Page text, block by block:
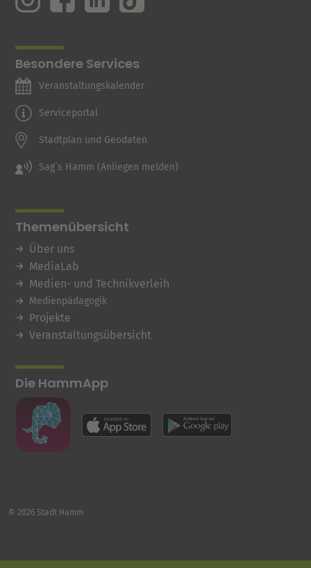
Besondere Services
Veranstaltungskalender
Serviceportal
Stadtplan und Geodaten
Sag`s Hamm (Anliegen melden)
Themenübersicht
Über uns
MediaLab
Medien- und Technikverleih
Medienpädagogik
Projekte
Veranstaltungsübersicht
Die HammApp
© 2026 Stadt Hamm